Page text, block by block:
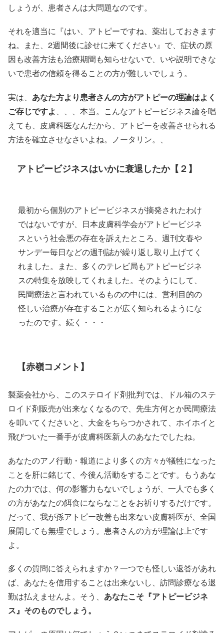
しょうが、患者さんは大問題なのです。
それを適当に『はい、アトピーですね、薬出しておきます
ね。また、2週間後に診せに来てください』で、症状の原
因も改善方法も治療期間も知らせないで、いや説明できな
いで患者の信頼を得ることの方が難しいでしょう。
実は、 あなた方より患者さんの方がアトピーの理論はよく
ご存じですよ
、、、本当。こんなアトピービジネス論を唱
えても、皮膚科医なんだから、アトピーを改善させられる
方法を確立させなさいよね。ノータリン。、
アトピービジネスはいかに衰退したか【２】
最初から個別のアトピービジネスが摘発されたわけ
ではないですが、日本皮膚科学会がアトピービジネ
スという社会悪の存在を訴えたところ、週刊文春や
サンデー毎日などの週刊誌が繰り返し取り上げてく
れました。また、多くのテレビ局もアトピービジネ
スの特集を放映してくれました。そのようにして、
民間療法と言われているものの中には、営利目的の
怪しい治療が存在することが広く知られるようにな
ったのです。続く・・・
【赤嶺コメント】
製薬会社から、このステロイド剤批判では、ドル箱のステ
ロイド剤販売が出来なくなるので、先生方何とか民間療法
を叩いてくださいと、大金をちらつかされて、ホイホイと
飛びついた一番手が皮膚科医新人のあなたでしたね。
あなたのアノ行動・報道により多くの方々が犠牲になった
ことを肝に銘じて、今後ん活動をすることです。もうあな
たの力では、何の影響力もないでしょうが、一人でも多く
の方があなたの餌食にならなことをお祈りするだけです。
だって、我が孫アトピー改善も出来ない皮膚科医が、全国
展開しても無理でしょう。患者さんの方が理論は上です
よ。
多くの質問に答えられますか？一つでも怪しい返答があれ
ば、あなたを信用することは出来ないし、訪問診療なる退
勤は払えませんよ。そう、 あなたこそ『アトピービジネ
ス』そのものでしょう。